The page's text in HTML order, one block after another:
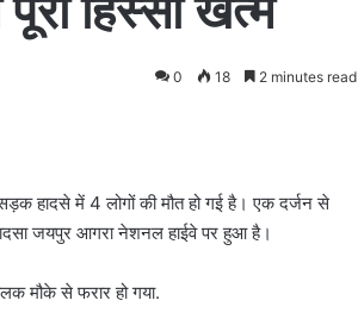
0 18 2 minutes read
हादसे में 4 लोगों की मौत हो गई है। एक दर्जन से
जयपुर आगरा नेशनल हाईवे पर हुआ है।
मौके से फरार हो गया.